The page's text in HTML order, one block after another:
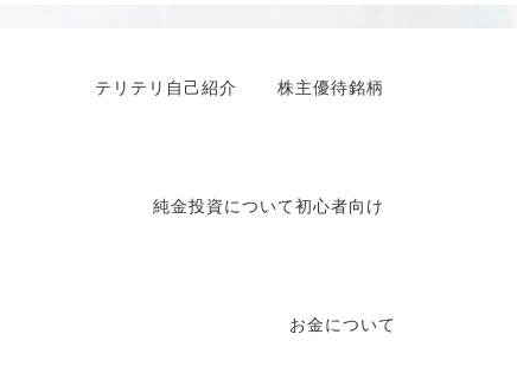
テリテリ自己紹介 株主優待銘柄
純金投資について初心者向け
お金について